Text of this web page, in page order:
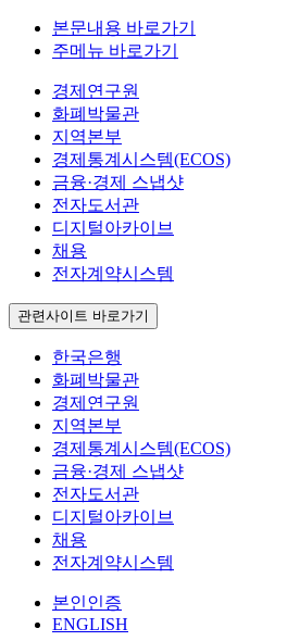
본문내용 바로가기
주메뉴 바로가기
경제연구원
화폐박물관
지역본부
경제통계시스템(ECOS)
금융·경제 스냅샷
전자도서관
디지털아카이브
채용
전자계약시스템
관련사이트 바로가기
한국은행
화폐박물관
경제연구원
지역본부
경제통계시스템(ECOS)
금융·경제 스냅샷
전자도서관
디지털아카이브
채용
전자계약시스템
본인인증
ENGLISH